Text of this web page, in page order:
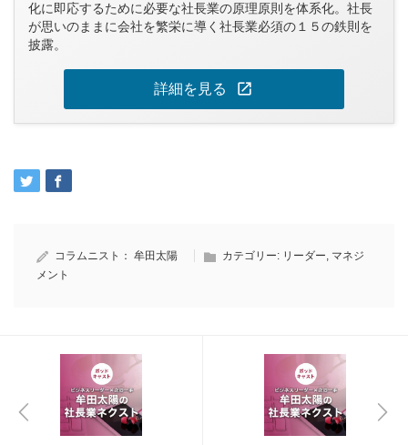
化に即応するために必要な社長業の原理原則を体系化。社長
が思いのままに会社を繁栄に導く社長業必須の１５の鉄則を
披露。
詳細を見る open_in_new
コラムニスト： 牟田太陽 カテゴリー: リーダー, マネジ
メント